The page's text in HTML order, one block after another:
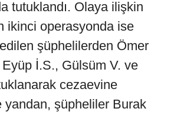
tutuklandı. Olaya ilişkin
ikinci operasyonda ise
şüphelilerden Ömer
İ.S., Gülsüm V. ve
cezaevine
yandan, şüpheliler Burak